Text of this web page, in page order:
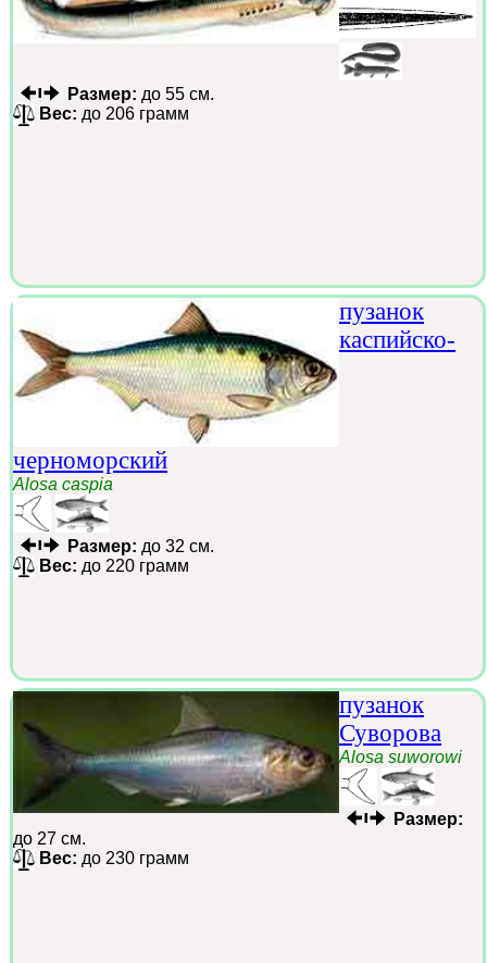
Размер: до 55 см.
Вес: до 206 грамм
пузанок
каспийско-
черноморский
Alosa caspia
Размер: до 32 см.
Вес: до 220 грамм
пузанок
Суворова
Alosa suworowi
Размер:
до 27 см.
Вес: до 230 грамм